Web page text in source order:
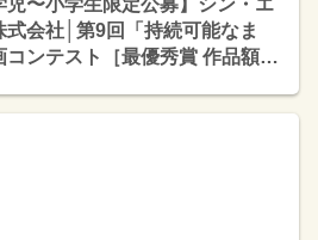
児〜小学生限定公募】シン・エ
式会社│第9回「持続可能なま
コンテスト［最優秀賞 作品額装
鉛筆100本セットなど］